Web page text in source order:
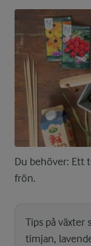
Du behöver: Ett
frön.
Tips på växter
timjan,